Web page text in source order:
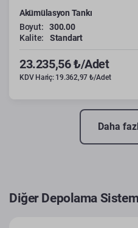
Akümülasyon Tankı
Boyut:
300.00
Kalite:
Standart
23.235,56 ₺/Adet
KDV Hariç: 19.362,97 ₺/Adet
Daha
Diğer Depolama